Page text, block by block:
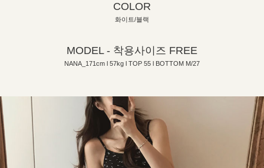
COLOR
화이트/블랙
MODEL - 착용사이즈 FREE
NANA_171cm l 57kg l TOP 55 l BOTTOM M/27